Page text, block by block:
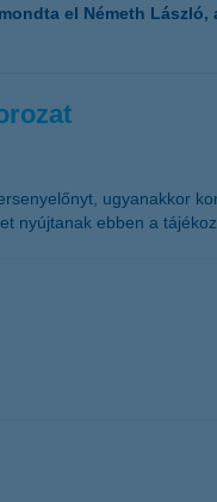
el Németh László,
ugyanakkor
nyújtanak ebben a